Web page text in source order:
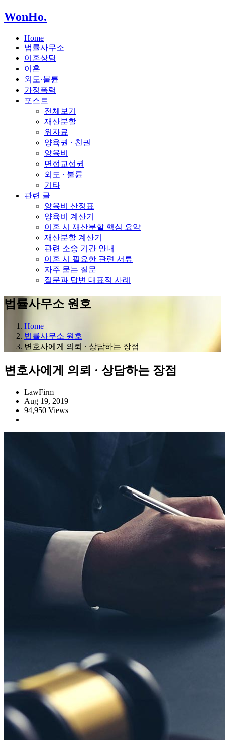
WonHo.
Home
법률사무소
이혼상담
이혼
외도·불륜
가정폭력
포스트
전체보기
재산분할
위자료
양육권 · 친권
양육비
면접교섭권
외도 · 불륜
기타
관련 글
양육비 산정표
양육비 계산기
이혼 시 재산분할 핵심 요약
재산분할 계산기
관련 소송 기간 안내
이혼 시 필요한 관련 서류
자주 묻는 질문
질문과 답변 대표적 사례
법률사무소 원호
Home
법률사무소 원호
변호사에게 의뢰 · 상담하는 장점
변호사에게 의뢰 · 상담하는 장점
LawFirm
Aug 19, 2019
94,950 Views